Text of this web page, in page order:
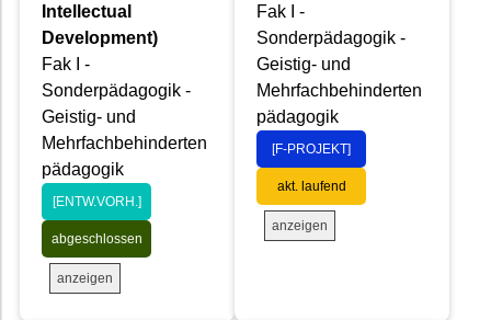
Intellectual
Development)
Fak I -
Sonderpädagogik -
Geistig- und
Mehrfachbehinderten
pädagogik
[ENTW.VORH.]
abgeschlossen
anzeigen
Fak I -
Sonderpädagogik -
Geistig- und
Mehrfachbehinderten
pädagogik
[F-PROJEKT]
akt. laufend
anzeigen